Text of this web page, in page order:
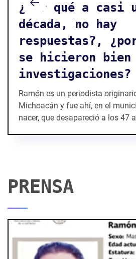
¿Por qué a casi
década, no hay
respuestas?,
se hicieron
investigaciones?
Ramón es un periodista
Michoacán y fue ahí, en el
nacer, que desapareció a los 47
PRENSA